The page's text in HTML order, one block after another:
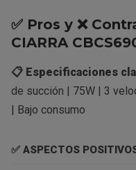
✅ Pros y ❌
CIARRA
📋 Especificaciones
de succión | 75W | 3
| Bajo consumo
✅ ASPECTOS